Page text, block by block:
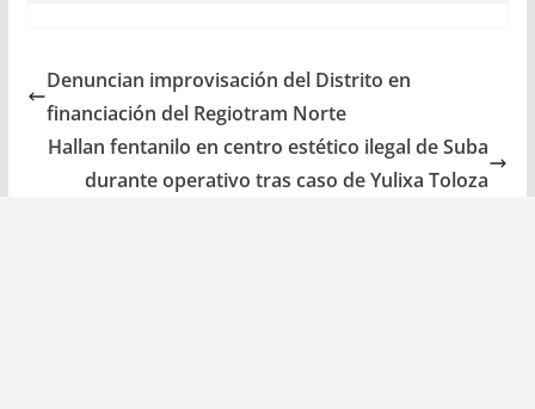
Denuncian improvisación del Distrito en
financiación del Regiotram Norte
Hallan fentanilo en centro estético ilegal de Suba
durante operativo tras caso de Yulixa Toloza